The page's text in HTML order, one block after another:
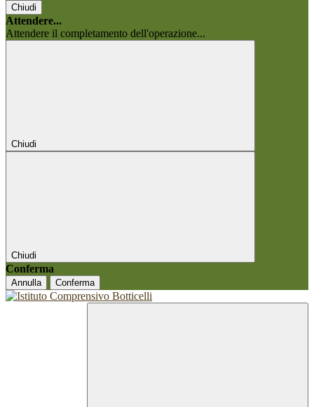
Chiudi
Attendere...
Attendere il completamento dell'operazione...
Chiudi
Chiudi
Conferma
Annulla Conferma